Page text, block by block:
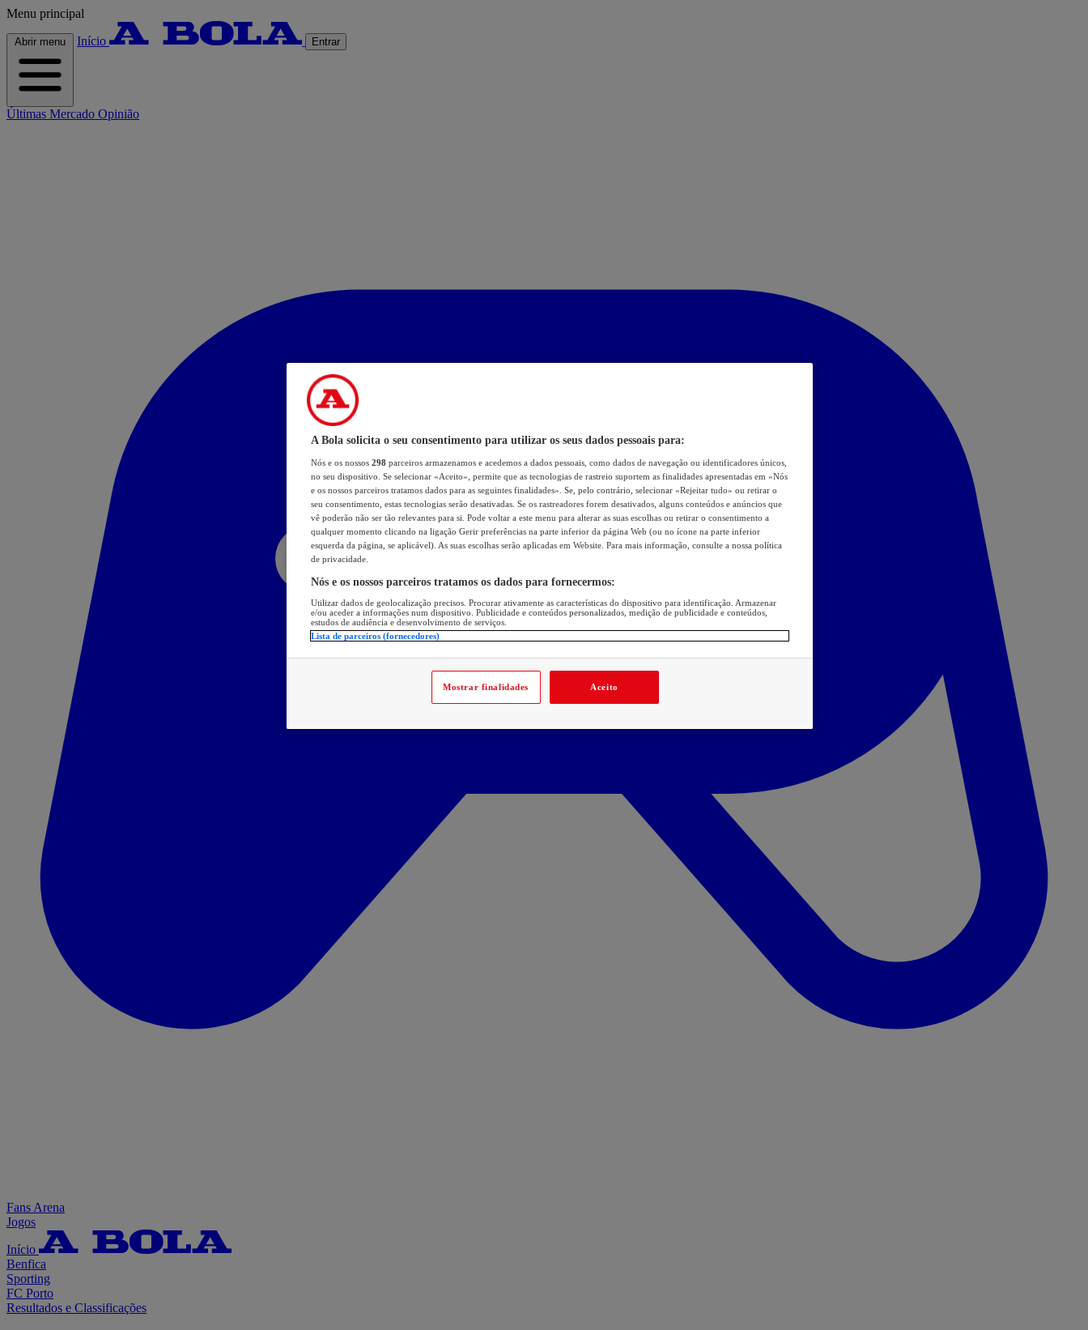
Menu principal
Abrir menu Início Entrar
Últimas Mercado Opinião
Fans Arena
Jogos
Início
Benfica
Sporting
FC Porto
Resultados e Classificações
A Bola solicita o seu consentimento para utilizar os seus dados pessoais para:
Nós e os nossos 298 parceiros armazenamos e acedemos a dados pessoais, como dados de navegação ou identificadores únicos,
no seu dispositivo. Se selecionar «Aceito», permite que as tecnologias de rastreio suportem as finalidades apresentadas em «Nós
e os nossos parceiros tratamos dados para as seguintes finalidades». Se, pelo contrário, selecionar «Rejeitar tudo» ou retirar o
seu consentimento, estas tecnologias serão desativadas. Se os rastreadores forem desativados, alguns conteúdos e anúncios que
vê poderão não ser tão relevantes para si. Pode voltar a este menu para alterar as suas escolhas ou retirar o consentimento a
qualquer momento clicando na ligação Gerir preferências na parte inferior da página Web (ou no ícone na parte inferior
esquerda da página, se aplicável). As suas escolhas serão aplicadas em Website. Para mais informação, consulte a nossa política
de privacidade.
Nós e os nossos parceiros tratamos os dados para fornecermos:
Utilizar dados de geolocalização precisos. Procurar ativamente as características do dispositivo para identificação. Armazenar
e/ou aceder a informações num dispositivo. Publicidade e conteúdos personalizados, medição de publicidade e conteúdos,
estudos de audiência e desenvolvimento de serviços.
Lista de parceiros (fornecedores)
Mostrar finalidades Aceito